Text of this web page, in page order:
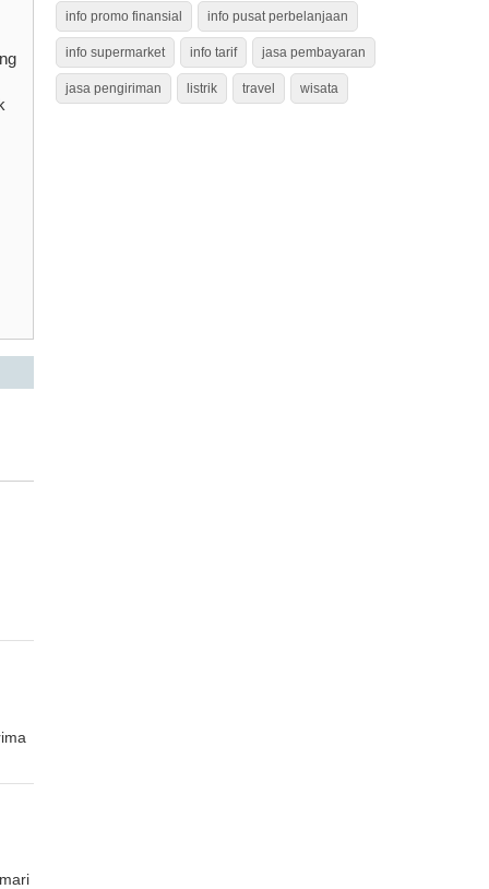
info promo finansial info pusat perbelanjaan
info supermarket info tarif jasa pembayaran
jasa pengiriman listrik travel wisata